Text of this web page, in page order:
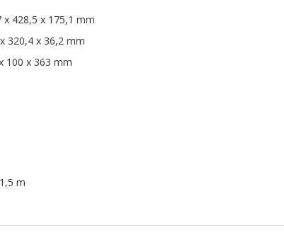
428,5 x 175,1 mm
320,4 x 36,2 mm
100 x 363 mm
m